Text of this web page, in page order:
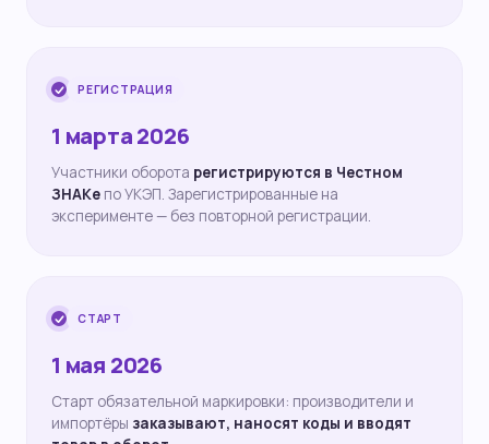
РЕГИСТРАЦИЯ
1 марта 2026
Участники оборота регистрируются в Честном
ЗНАКе по УКЭП. Зарегистрированные на
эксперименте — без повторной регистрации.
СТАРТ
1 мая 2026
Старт обязательной маркировки: производители и
импортёры заказывают, наносят коды и вводят